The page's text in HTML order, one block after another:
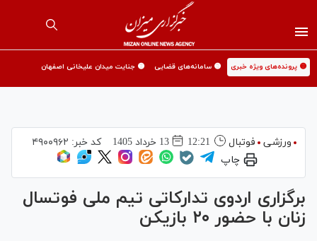
🟡 پرونده‌های ویژه خبری 🟡 سامانه‌های قضایی 🟡 جنایت میدان علیخانی اصفهان
ورزشی فوتبال 12:21 13 خرداد 1405 کد خبر: ۴۹۰۰۹۶۲
چاپ
برگزاری اردوی تدارکاتی تیم ملی فوتسال
زنان با حضور ۲۰ بازیکن